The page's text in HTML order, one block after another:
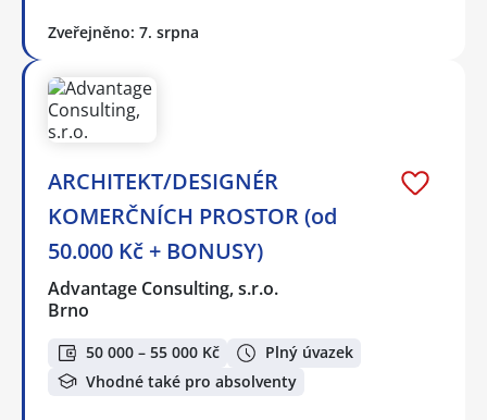
Zveřejněno: 7. srpna
ARCHITEKT/DESIGNÉR
KOMERČNÍCH PROSTOR (od
50.000 Kč + BONUSY)
Advantage Consulting, s.r.o.
Brno
50 000 – 55 000 Kč
Plný úvazek
Vhodné také pro absolventy